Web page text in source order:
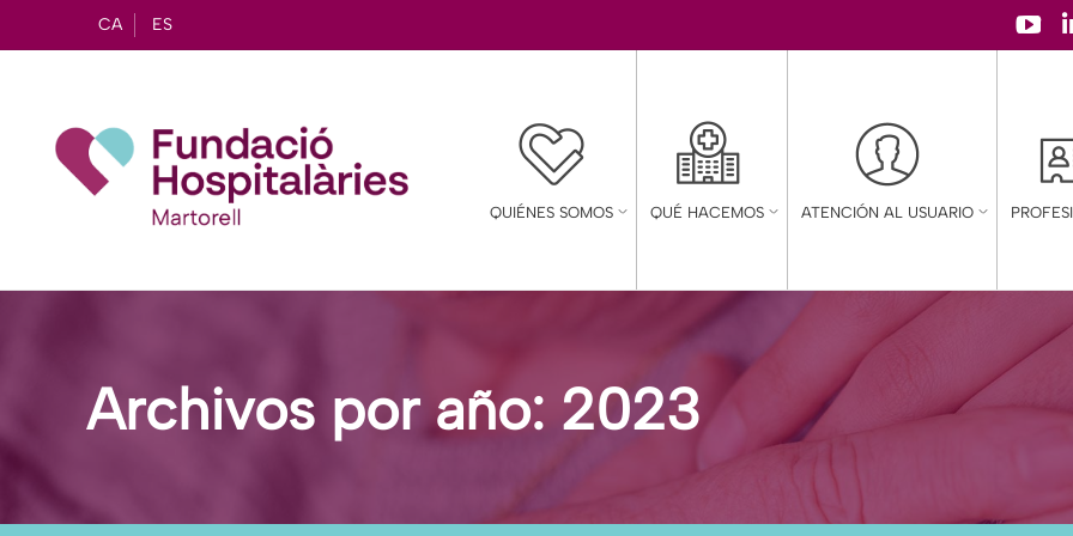
CA ES
QUIÉNES SOMOS QUÉ HACEMOS ATENCIÓN AL USUARIO
Archivos por año: 2023